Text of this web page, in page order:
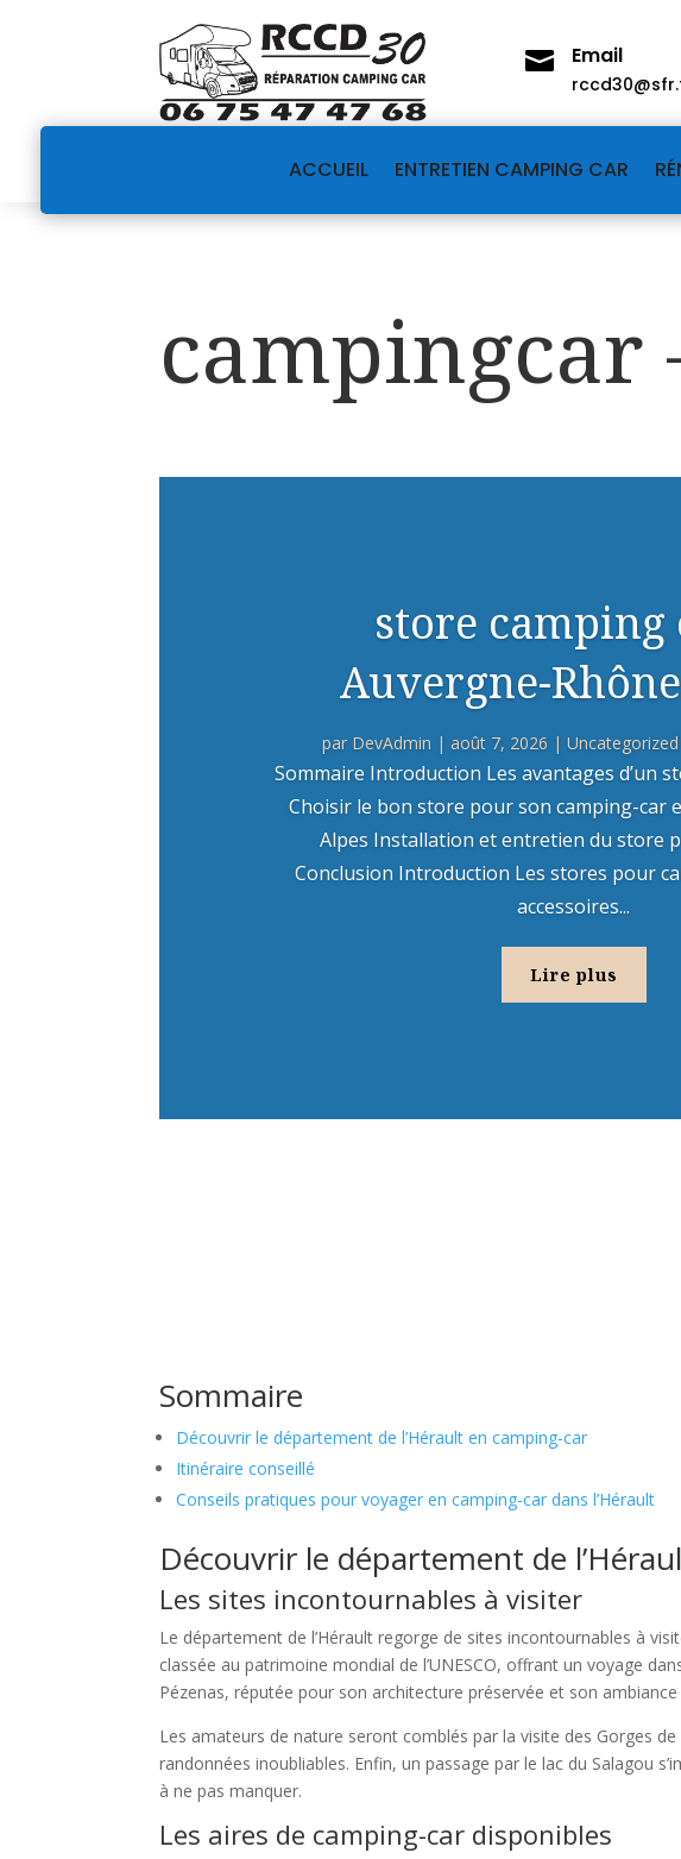
 Email
ACCUEIL ENTRETIEN CAMPING CAR
campingcar
store camping
Auvergne-
par DevAdmin | août 7, 2026 | Uncategorized
Sommaire Introduction Les avantages d’un
Choisir le bon store pour son camping-car
Alpes Installation et entretien du store
Conclusion Introduction Les stores pour
accessoires...
Lire plus
Sommaire
Découvrir le département de l’Hérault en camping-car
Itinéraire conseillé
Conseils pratiques pour voyager en camping-car dans l’Hérault
Découvrir le département de
Les sites incontournables à visiter
Le département de l’Hérault regorge de sites incontournables à
classée au patrimoine mondial de l’UNESCO, offrant un voyage
Pézenas, réputée pour son architecture préservée et son
Les amateurs de nature seront comblés par la visite des Gorges
randonnées inoubliables. Enfin, un passage par le lac du Salagou
à ne pas manquer.
Les aires de camping-car disponibles